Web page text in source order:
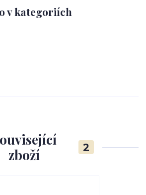
v kategoriích
zboží
2